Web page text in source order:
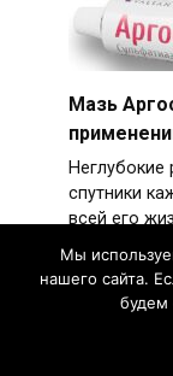
Мазь
Неглубокие
спутники
всей его
Мы
нашего сайта.
будем